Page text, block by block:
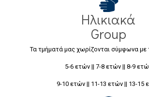
Ηλικιακά
Group
Τα τμήματά μας χωρίζονται σύμφωνα με
5-6 ετών || 7-8 ετών || 8-9
9-10 ετών || 11-13 ετών || 13-15